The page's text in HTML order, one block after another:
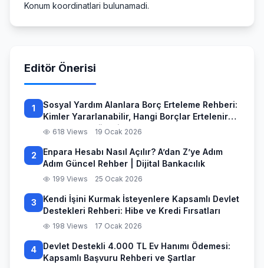
Konum koordinatlari bulunamadi.
Editör Önerisi
1
Sosyal Yardım Alanlara Borç Erteleme Rehberi:
Kimler Yararlanabilir, Hangi Borçlar Ertelenir
ve Başvuru Süreci
618 Views 19 Ocak 2026
2
Enpara Hesabı Nasıl Açılır? A’dan Z’ye Adım
Adım Güncel Rehber | Dijital Bankacılık
199 Views 25 Ocak 2026
3
Kendi İşini Kurmak İsteyenlere Kapsamlı Devlet
Destekleri Rehberi: Hibe ve Kredi Fırsatları
198 Views 17 Ocak 2026
4
Devlet Destekli 4.000 TL Ev Hanımı Ödemesi:
Kapsamlı Başvuru Rehberi ve Şartlar